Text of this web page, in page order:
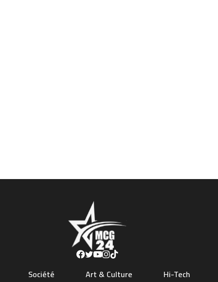
Société
Art & Culture
Hi-Tech